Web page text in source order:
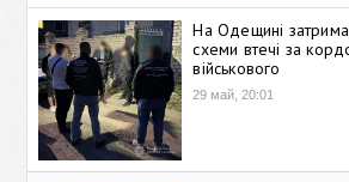
На Одещині
схеми втечі за
військового
29 май, 20:01